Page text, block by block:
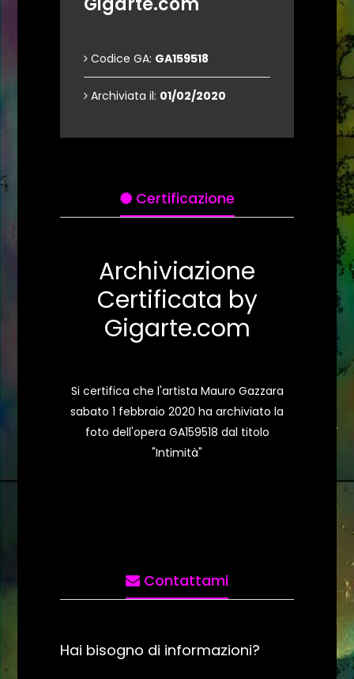
Codice GA: GA159518
Archiviata il: 01/02/2020
Certificazione
Archiviazione
Certificata by
Gigarte.com
Si certifica che l'artista Mauro Gazzara
sabato 1 febbraio 2020 ha archiviato la
foto dell'opera GA159518 dal titolo
"Intimità"
Contattami
Hai bisogno di informazioni?